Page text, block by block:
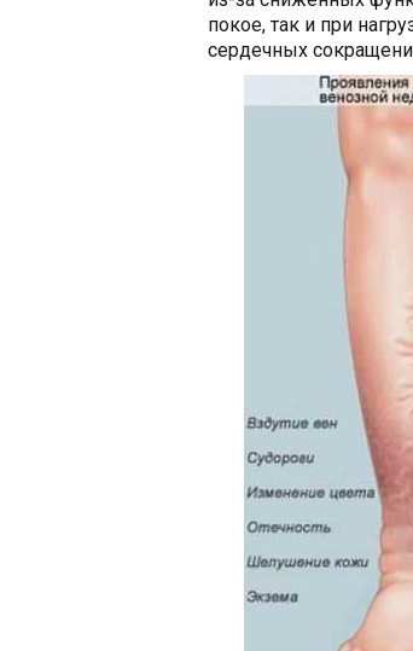
покое, так и при
сердечных